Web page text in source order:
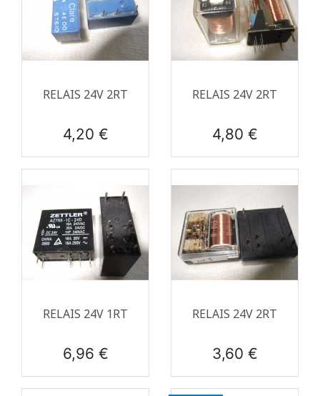
RELAIS 24V 2RT
Prix
4,20 €
RELAIS 24V 2RT
Prix
4,80 €
RELAIS 24V 1RT
Prix
6,96 €
RELAIS 24V 2RT
Prix
3,60 €